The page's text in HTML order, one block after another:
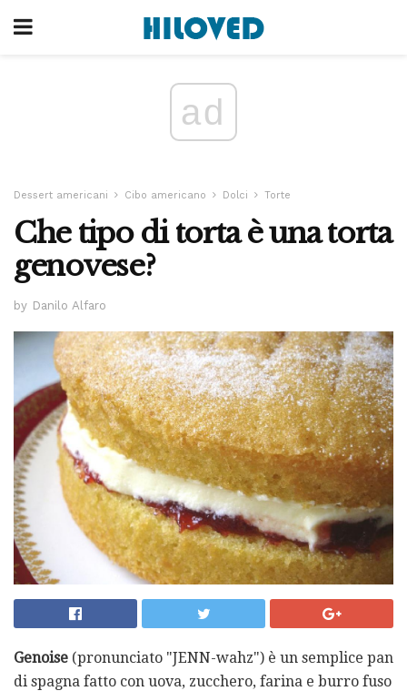
ad
Dessert americani Cibo americano Dolci Torte
Che tipo di torta è una torta
genovese?
by Danilo Alfaro
Genoise (pronunciato "JENN-wahz") è un semplice pan
di spagna fatto con uova, zucchero, farina e burro fuso